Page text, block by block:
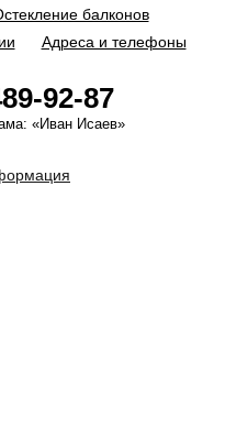
балконов
Адреса и телефоны
92-87
«Иван Исаев»